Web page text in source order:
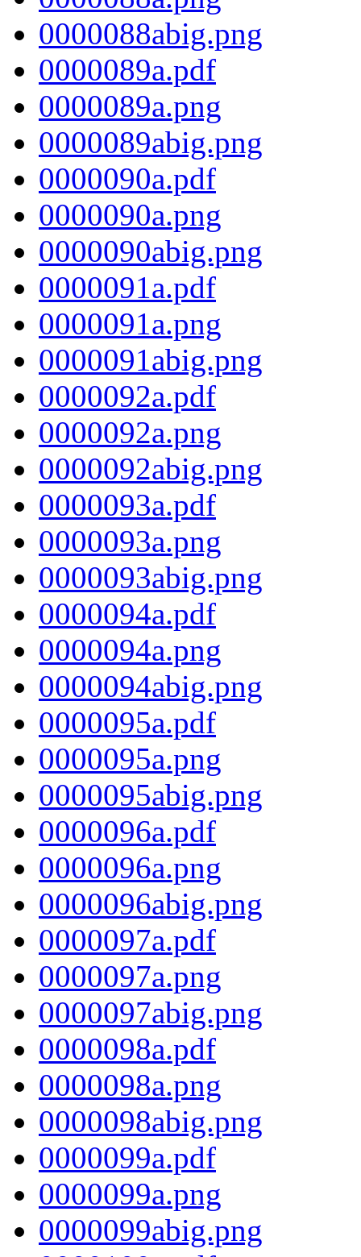
0000088abig.png
0000089a.pdf
0000089a.png
0000089abig.png
0000090a.pdf
0000090a.png
0000090abig.png
0000091a.pdf
0000091a.png
0000091abig.png
0000092a.pdf
0000092a.png
0000092abig.png
0000093a.pdf
0000093a.png
0000093abig.png
0000094a.pdf
0000094a.png
0000094abig.png
0000095a.pdf
0000095a.png
0000095abig.png
0000096a.pdf
0000096a.png
0000096abig.png
0000097a.pdf
0000097a.png
0000097abig.png
0000098a.pdf
0000098a.png
0000098abig.png
0000099a.pdf
0000099a.png
0000099abig.png